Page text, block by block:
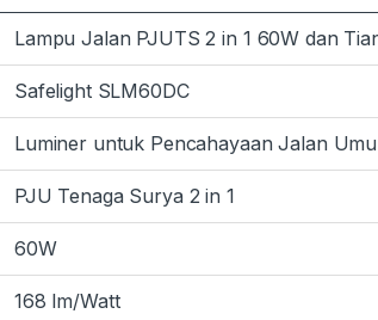
Lampu Jalan PJUTS 2 in 1 60W dan
Safelight SLM60DC
Luminer untuk Pencahayaan Jalan
PJU Tenaga Surya 2 in 1
60W
168 lm/Watt